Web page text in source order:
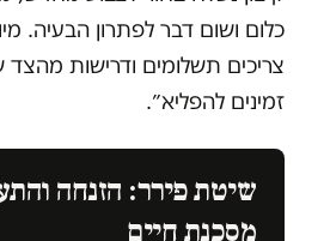
כלום ושום דבר לפתרון הבעיה.
צריכים תשלומים ודרישות
זמינים להפליא״.